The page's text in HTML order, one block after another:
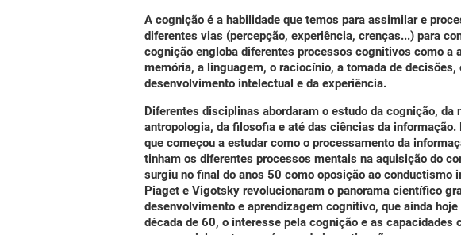
A cognição é a habilidade que temos para assimilar e
diferentes vias (percepção, experiência, crenças...) para
cognição engloba diferentes processos cognitivos como a
memória, a linguagem, o raciocínio, a tomada de decisões,
desenvolvimento intelectual e da experiência.
Diferentes disciplinas abordaram o estudo da cognição, da
antropologia, da filosofia e até das ciências da
que começou a estudarcomo o processamento da
tinham os diferentes processos mentais na aquisição do
surgiu no final do anos 50 como oposição ao conductismo
Piaget e Vigotsky revolucionaram o panorama científico
desenvolvimento e aprendizagem cognitivo, que ainda
década de 60, o interesse pela cognição e as capacidades